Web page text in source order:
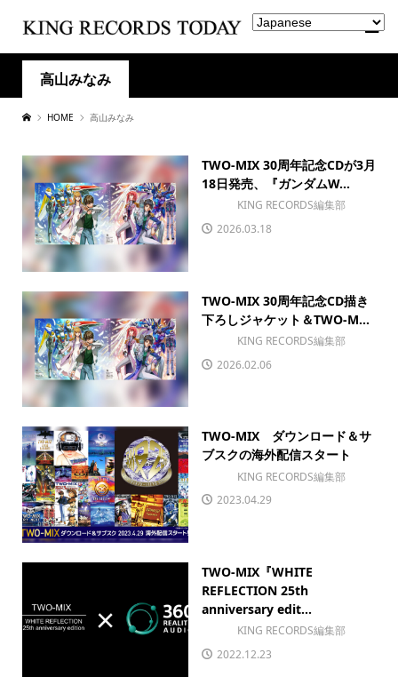
高山みなみ
HOME 高山みなみ
TWO-MIX 30周年記念CDが3月
18日発売、『ガンダムW...
KING RECORDS編集部
2026.03.18
TWO-MIX 30周年記念CD描き
下ろしジャケット＆TWO-M...
KING RECORDS編集部
2026.02.06
TWO-MIX ダウンロード＆サ
ブスクの海外配信スタート
KING RECORDS編集部
2023.04.29
TWO-MIX『WHITE
REFLECTION 25th
anniversary edit...
KING RECORDS編集部
2022.12.23